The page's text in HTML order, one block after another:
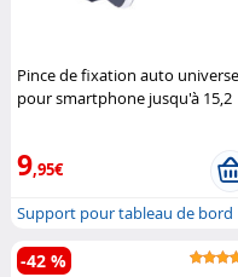
Pince de fixation auto
pour smartphone jusqu'à 15,2
9,95€
Support pour tableau de bord
de voi...
-42 %